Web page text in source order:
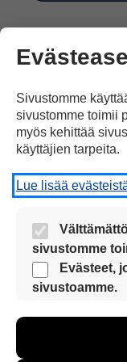
2
”Tarja
arvoon”
When
Sivustomme
sivustomme toimii
myös kehittää
käyttäjien tarpeita.
Lue lisää
sivustomme
Nämä evästeet
sivustoamme
Evästeet,
sivustoamme.
kehittää